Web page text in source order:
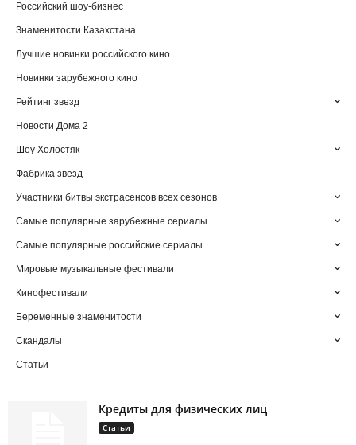
Российский шоу-бизнес
Знаменитости Казахстана
Лучшие новинки российского кино
Новинки зарубежного кино
Рейтинг звезд
Новости Дома 2
Шоу Холостяк
Фабрика звезд
Участники битвы экстрасенсов всех сезонов
Самые популярные зарубежные сериалы
Самые популярные российские сериалы
Мировые музыкальные фестивали
Кинофестивали
Беременные знаменитости
Скандалы
Статьи
Кредиты для физических лиц
Статьи